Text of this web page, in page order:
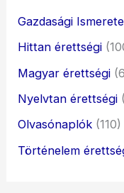
Gazdasági
Hittan érettségi
Magyar érettségi
Nyelvtan érettségi
Olvasónaplók (110)
Történelem